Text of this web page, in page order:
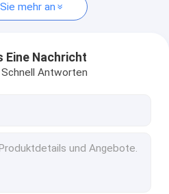
mehr an
Eine Nachricht
Antworten